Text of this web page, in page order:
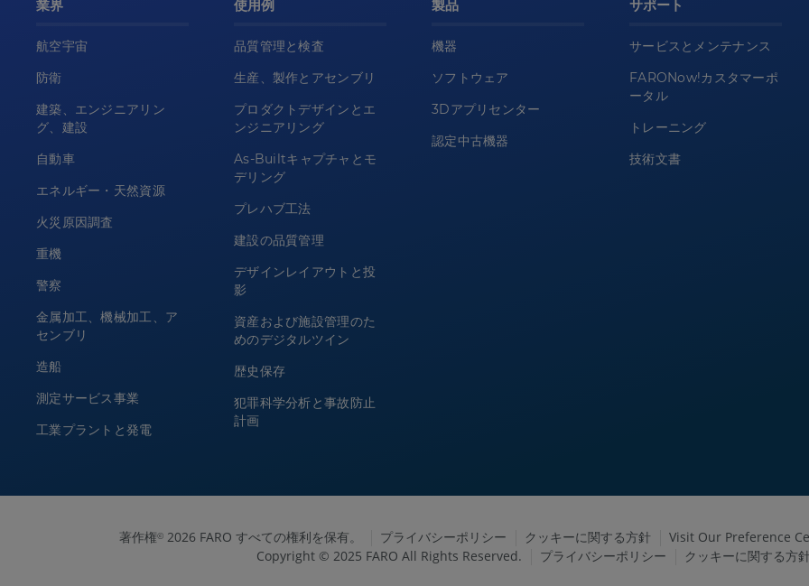
業界
航空宇宙
防衛
建築、エンジニアリン
グ、建設
自動車
エネルギー・天然資源
火災原因調査
重機
警察
金属加工、機械加工、ア
センブリ
造船
測定サービス事業
工業プラントと発電
使用例
品質管理と検査
生産、製作とアセンブリ
プロダクトデザインとエ
ンジニアリング
As-Builtキャプチャとモ
デリング
プレハブ工法
建設の品質管理
デザインレイアウトと投
影
資産および施設管理のた
めのデジタルツイン
歴史保存
犯罪科学分析と事故防止
計画
製品
機器
ソフトウェア
3Dアプリセンター
認定中古機器
サポート
サービスとメンテナンス
FARONow!カスタマーポ
ータル
トレーニング
技術文書
著作権© 2026 FARO すべての権利を保有。 プライバシーポリシー クッキーに関する方針 Visit Our Preference
Copyright © 2025 FARO All Rights Reserved.
プライバシーポリシー クッキーに関する方